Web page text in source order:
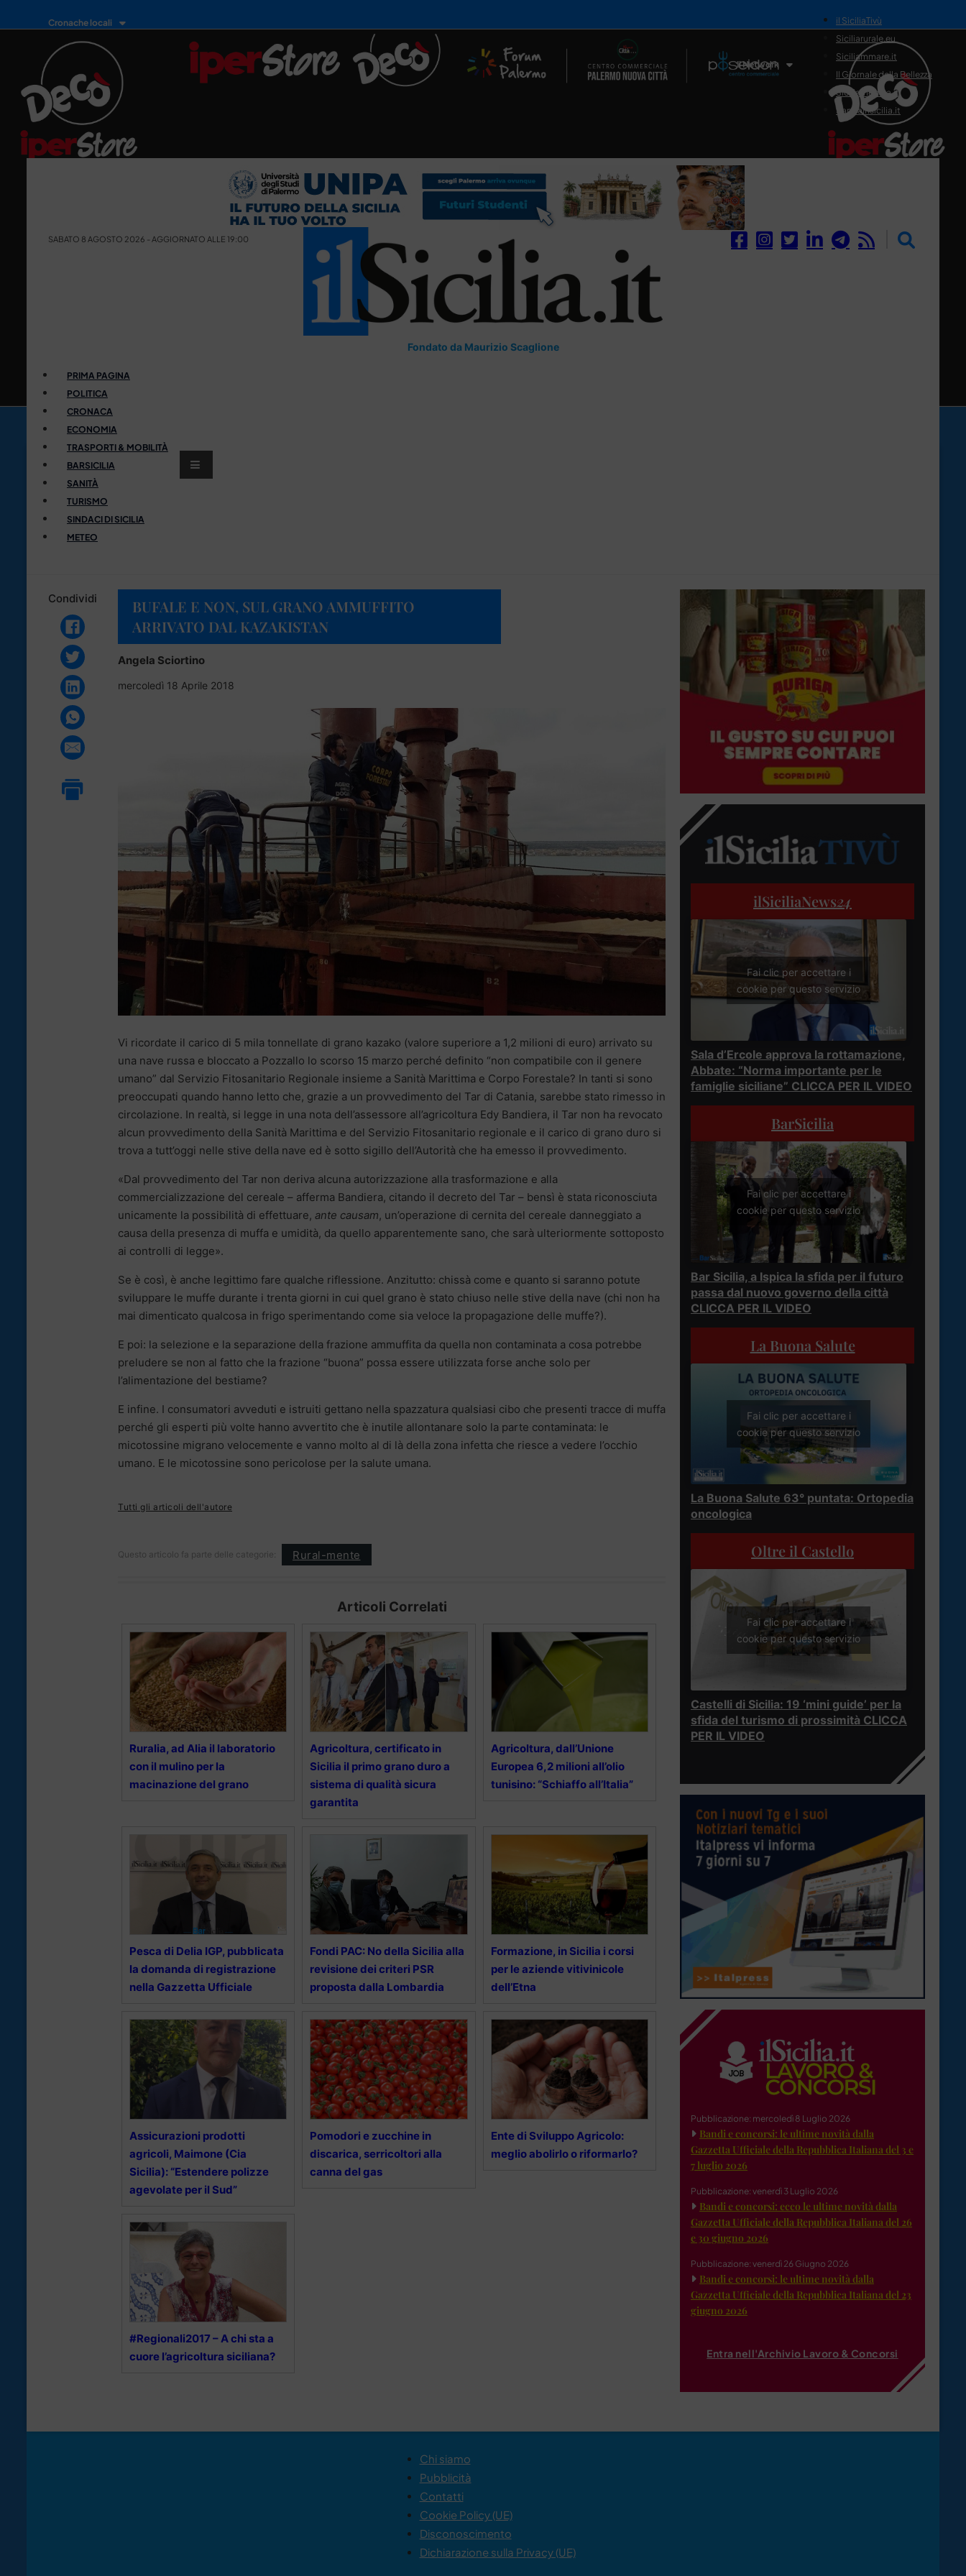
Cronache locali
Il Network
il SiciliaTivù
Siciliarurale.eu
Siciliammare.it
Il Giornale della Bellezza
Siciliamedica.it
Sanitainsicilia.it
SABATO 8 AGOSTO 2026 - AGGIORNATO ALLE 19:00
Fondato da Maurizio Scaglione
PRIMA PAGINA
POLITICA
CRONACA
ECONOMIA
TRASPORTI & MOBILITÀ
BARSICILIA
SANITÀ
TURISMO
SINDACI DI SICILIA
METEO
Condividi
BUFALE E NON, SUL GRANO AMMUFFITO
ARRIVATO DAL KAZAKISTAN
Angela Sciortino
mercoledì 18 Aprile 2018
Vi ricordate il carico di 5 mila tonnellate di grano kazako (valore superiore a 1,2 milioni di euro) arrivato su
una nave russa e bloccato a Pozzallo lo scorso 15 marzo perché definito “non compatibile con il genere
umano” dal Servizio Fitosanitario Regionale insieme a Sanità Marittima e Corpo Forestale? In tanti si sono
preoccupati quando hanno letto che, grazie a un provvedimento del Tar di Catania, sarebbe stato rimesso in
circolazione. In realtà, si legge in una nota dell’assessore all’agricoltura Edy Bandiera, il Tar non ha revocato
alcun provvedimento della Sanità Marittima e del Servizio Fitosanitario regionale e il carico di grano duro si
trova a tutt’oggi nelle stive della nave ed è sotto sigillo dell’Autorità che ha emesso il provvedimento.
«Dal provvedimento del Tar non deriva alcuna autorizzazione alla trasformazione e alla
commercializzazione del cereale – afferma Bandiera, citando il decreto del Tar – bensì è stata riconosciuta
unicamente la possibilità di effettuare, ante causam, un’operazione di cernita del cereale danneggiato a
causa della presenza di muffa e umidità, da quello apparentemente sano, che sarà ulteriormente sottoposto
ai controlli di legge».
Se è così, è anche legittimo fare qualche riflessione. Anzitutto: chissà come e quanto si saranno potute
sviluppare le muffe durante i trenta giorni in cui quel grano è stato chiuso nelle stive della nave (chi non ha
mai dimenticato qualcosa in frigo sperimentando come sia veloce la propagazione delle muffe?).
E poi: la selezione e la separazione della frazione ammuffita da quella non contaminata a cosa potrebbe
preludere se non al fatto che la frazione “buona” possa essere utilizzata forse anche solo per
l’alimentazione del bestiame?
E infine. I consumatori avveduti e istruiti gettano nella spazzatura qualsiasi cibo che presenti tracce di muffa
perché gli esperti più volte hanno avvertito che è inutile allontanare solo la parte contaminata: le
micotossine migrano velocemente e vanno molto al di là della zona infetta che riesce a vedere l’occhio
umano. E le micotossine sono pericolose per la salute umana.
Tutti gli articoli dell'autore
Questo articolo fa parte delle categorie: Rural-mente
Articoli Correlati
Ruralia, ad Alia il laboratorio
con il mulino per la
macinazione del grano
Agricoltura, certificato in
Sicilia il primo grano duro a
sistema di qualità sicura
garantita
Agricoltura, dall’Unione
Europea 6,2 milioni all’olio
tunisino: “Schiaffo all’Italia”
Pesca di Delia IGP, pubblicata
la domanda di registrazione
nella Gazzetta Ufficiale
Fondi PAC: No della Sicilia alla
revisione dei criteri PSR
proposta dalla Lombardia
Formazione, in Sicilia i corsi
per le aziende vitivinicole
dell’Etna
Assicurazioni prodotti
agricoli, Maimone (Cia
Sicilia): “Estendere polizze
agevolate per il Sud”
Pomodori e zucchine in
discarica, serricoltori alla
canna del gas
Ente di Sviluppo Agricolo:
meglio abolirlo o riformarlo?
#Regionali2017 – A chi sta a
cuore l’agricoltura siciliana?
ilSiciliaNews24
Fai clic per accettare i
cookie per questo servizio
Sala d’Ercole approva la rottamazione,
Abbate: “Norma importante per le
famiglie siciliane” CLICCA PER IL VIDEO
BarSicilia
Fai clic per accettare i
cookie per questo servizio
Bar Sicilia, a Ispica la sfida per il futuro
passa dal nuovo governo della città
CLICCA PER IL VIDEO
La Buona Salute
Fai clic per accettare i
cookie per questo servizio
La Buona Salute 63° puntata: Ortopedia
oncologica
Oltre il Castello
Fai clic per accettare i
cookie per questo servizio
Castelli di Sicilia: 19 ‘mini guide’ per la
sfida del turismo di prossimità CLICCA
PER IL VIDEO
Pubblicazione: mercoledì 8 Luglio 2026
Bandi e concorsi: le ultime novità dalla
Gazzetta Ufficiale della Repubblica Italiana del 3 e
7 luglio 2026
Pubblicazione: venerdì 3 Luglio 2026
Bandi e concorsi: ecco le ultime novità dalla
Gazzetta Ufficiale della Repubblica Italiana del 26
e 30 giugno 2026
Pubblicazione: venerdì 26 Giugno 2026
Bandi e concorsi: le ultime novità dalla
Gazzetta Ufficiale della Repubblica Italiana del 23
giugno 2026
Entra nell'Archivio Lavoro & Concorsi
Chi siamo
Pubblicità
Contatti
Cookie Policy (UE)
Disconoscimento
Dichiarazione sulla Privacy (UE)